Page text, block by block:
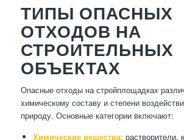
ТИПЫ ОПАСНЫХ
ОТХОДОВ НА
СТРОИТЕЛЬНЫХ
ОБЪЕКТАХ
Опасные отходы на стройплощадках
химическому составу и степени
природу. Основные категории включают:
Химические вещества:растворители,